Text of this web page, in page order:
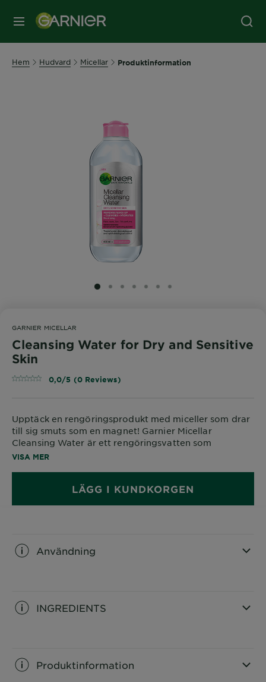
MENY
Hem Hudvard Micellar Produktinformation
SLIDE 1
SLIDE 2
SLIDE 3
SLIDE 4
SLIDE 5
SLIDE 6
SLIDE 7
GARNIER MICELLAR
Cleansing Water for Dry and Sensitive
Skin
0,0/5 (0 Reviews)
Upptäck en rengöringsprodukt med miceller som drar
till sig smuts som en magnet! Garnier Micellar
Cleansing Water är ett rengöringsvatten som
avlägsnar makeup och rengör huden.
VISA MER
LÄGG I KUNDKORGEN
Användning
INGREDIENTS
Produktinformation